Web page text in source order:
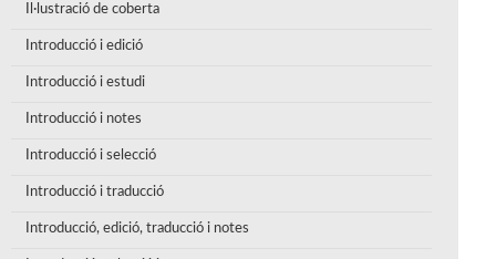
Il·lustració de coberta
Introducció i edició
Introducció i estudi
Introducció i notes
Introducció i selecció
Introducció i traducció
Introducció, edició, traducció i notes